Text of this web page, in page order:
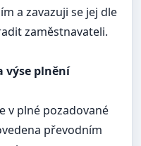
a zavazuji se jej dle
zaměstnavateli.
výse plnění
v plné pozadované
převodním